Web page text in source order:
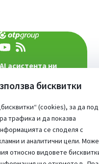
бисквитки
(cookies), за да
трафика и да показва
се споделя с
и аналитични цели.
относно видовете
асистента ни
запазени